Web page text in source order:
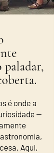
paladar,
é onde a
—
Aqui,